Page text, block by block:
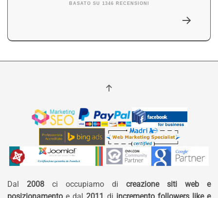
BASATO SU 1346 RECENSIONI
Dal 2008 ci occupiamo di creazione siti web e